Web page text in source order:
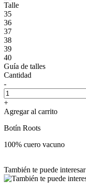
Talle
35
36
37
38
39
40
Guía de talles
Cantidad
-
+
Agregar al carrito
Botín Roots
100% cuero vacuno
También te puede interesar